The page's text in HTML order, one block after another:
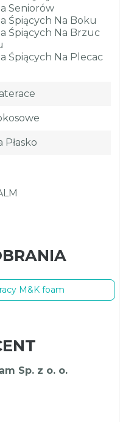
Seniorów
Śpiących Na Boku
Śpiących Na Brzuc
Śpiących Na Plecac
Płasko
M&K foam
Sp. z o. o.